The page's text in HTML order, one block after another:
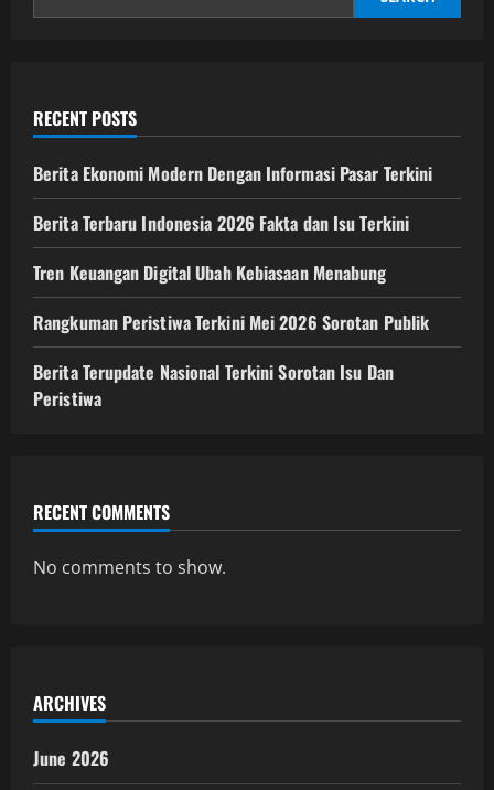
RECENT POSTS
Berita Ekonomi Modern Dengan Informasi Pasar Terkini
Berita Terbaru Indonesia 2026 Fakta dan Isu Terkini
Tren Keuangan Digital Ubah Kebiasaan Menabung
Rangkuman Peristiwa Terkini Mei 2026 Sorotan Publik
Berita Terupdate Nasional Terkini Sorotan Isu Dan
Peristiwa
RECENT COMMENTS
No comments to show.
ARCHIVES
June 2026